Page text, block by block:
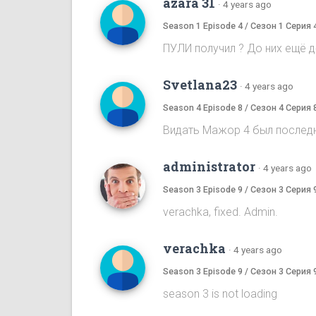
· 4 years ago
Season 1 Episode 4 / Сезон 1 Серия
ПУЛИ получил ? До них ещё
Svetlana23 · 4 years ago
Season 4 Episode 8 / Сезон 4 Серия
Видать Мажор 4 был
administrator · 4 years ago
Season 3 Episode 9 / Сезон 3 Серия
verachka, fixed. Admin.
verachka · 4 years ago
Season 3 Episode 9 / Сезон 3 Серия
season 3 is not loading